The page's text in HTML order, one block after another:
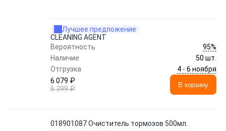
Лучшее предложение
CLEANING AGENT
Вероятность
95%
Наличие
50 шт.
Отгрузка
4 - 6 ноября
6 079 ₽
6 399 ₽
В корзину
018901087 Очиститель тормозов 500мл.